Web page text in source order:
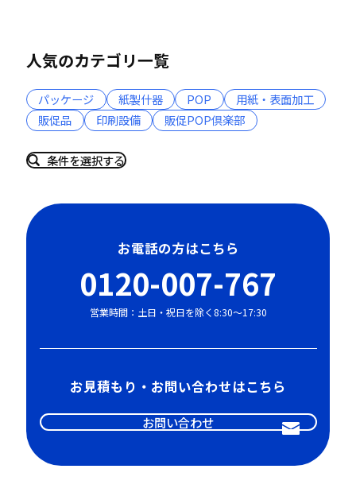
人気のカテゴリ一覧
パッケージ 紙製什器 POP
用紙・表面加工
販促品
印刷設備 販促POP倶楽部
条件を選択する
お電話の方はこちら
0120-007-767
営業時間：土日・祝日を除く8:30〜17:30
お見積もり・お問い合わせはこちら
お問い合わせ